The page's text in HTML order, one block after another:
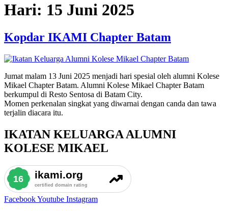
Hari: 15 Juni 2025
Kopdar IKAMI Chapter Batam
Jumat malam 13 Juni 2025 menjadi hari spesial oleh alumni Kolese
Mikael Chapter Batam. Alumni Kolese Mikael Chapter Batam
berkumpul di Resto Sentosa di Batam City.
Momen perkenalan singkat yang diwarnai dengan canda dan tawa
terjalin diacara itu.
IKATAN KELUARGA ALUMNI
KOLESE MIKAEL
FacebookYoutube Instagram